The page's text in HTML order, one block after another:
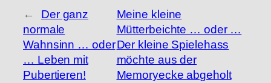
←
Der ganz
normale
Wahnsinn … oder
… Leben mit
Pubertieren!
Meine kleine
Mütterbeichte … oder …
Der kleine Spielehass
möchte aus der
Memoryecke abgeholt